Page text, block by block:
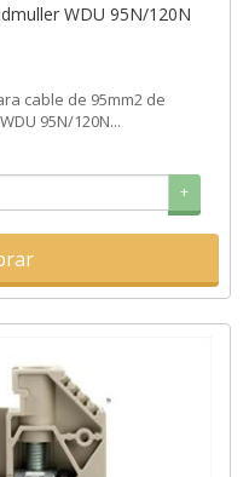
cable de 95mm2 de
95N/120N...
+